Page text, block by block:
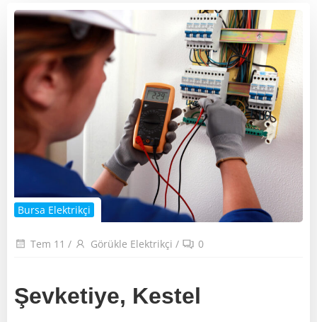
Bursa Elektrikçi
Tem 11 / Görükle Elektrikçi / 0
Şevketiye, Kestel